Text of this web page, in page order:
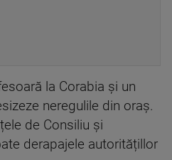
la Corabia și un
neregulile din oraș.
de Consiliu și
derapajele autoritățillor